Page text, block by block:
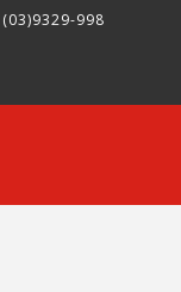
(03)9329-998